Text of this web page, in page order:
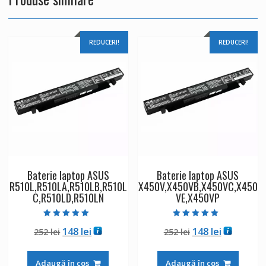
REDUCERI!
Baterie laptop ASUS
R510L,R510LA,R510LB,R510L
C,R510LD,R510LN
5.00
din 5
252lei Prețul
a
148 leiPrețul
este:
Adaugă în coș
REDUCERI!
Baterie laptop ASUS
X450V,X450VB,X450VC,X450
VE,X450VP
5.00
din 5
252lei Prețul
a
148 leiPrețul
este:
Adaugă în coș